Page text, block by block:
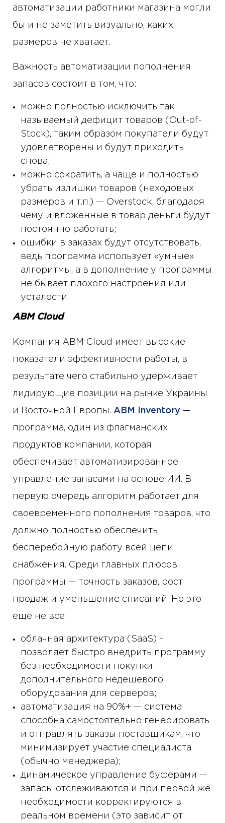
автоматизации работники магазина могли
бы и не заметить визуально, каких
размеров не хватает.
Важность автоматизации пополнения
запасов состоит в том, что:
можно полностью исключить так
называемый дефицит товаров (Out-of-
Stock), таким образом покупатели будут
удовлетворены и будут приходить
снова;
можно сократить, а чаще и полностью
убрать излишки товаров (неходовых
размеров и т.п.) — Overstock, благодаря
чему и вложенные в товар деньги будут
постоянно работать;
ошибки в заказах будут отсутствовать,
ведь программа использует «умные»
алгоритмы, а в дополнение у программы
не бывает плохого настроения или
усталости.
ABM Cloud
Компания ABM Cloud имеет высокие
показатели эффективности работы, в
результате чего стабильно удерживает
лидирующие позиции на рынке Украины
и Восточной Европы. ABM Inventory —
программа, один из флагманских
продуктов компании, которая
обеспечивает автоматизированное
управление запасами на основе ИИ. В
первую очередь алгоритм работает для
своевременного пополнения товаров, что
должно полностью обеспечить
бесперебойную работу всей цепи
снабжения. Среди главных плюсов
программы — точность заказов, рост
продаж и уменьшение списаний. Но это
еще не все:
облачная архитектура (SaaS) –
позволяет быстро внедрить программу
без необходимости покупки
дополнительного недешевого
оборудования для серверов;
автоматизация на 90%+ — система
способна самостоятельно генерировать
и отправлять заказы поставщикам, что
минимизирует участие специалиста
(обычно менеджера);
динамическое управление буферами —
запасы отслеживаются и при первой же
необходимости корректируются в
реальном времени (это зависит от